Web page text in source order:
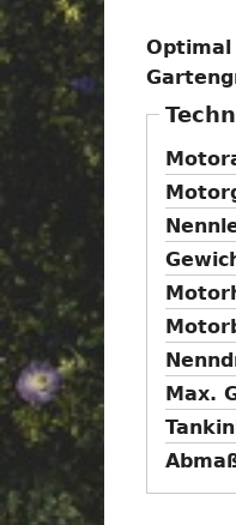
A
u
s
b
l
e
n
d
e
n
Max.